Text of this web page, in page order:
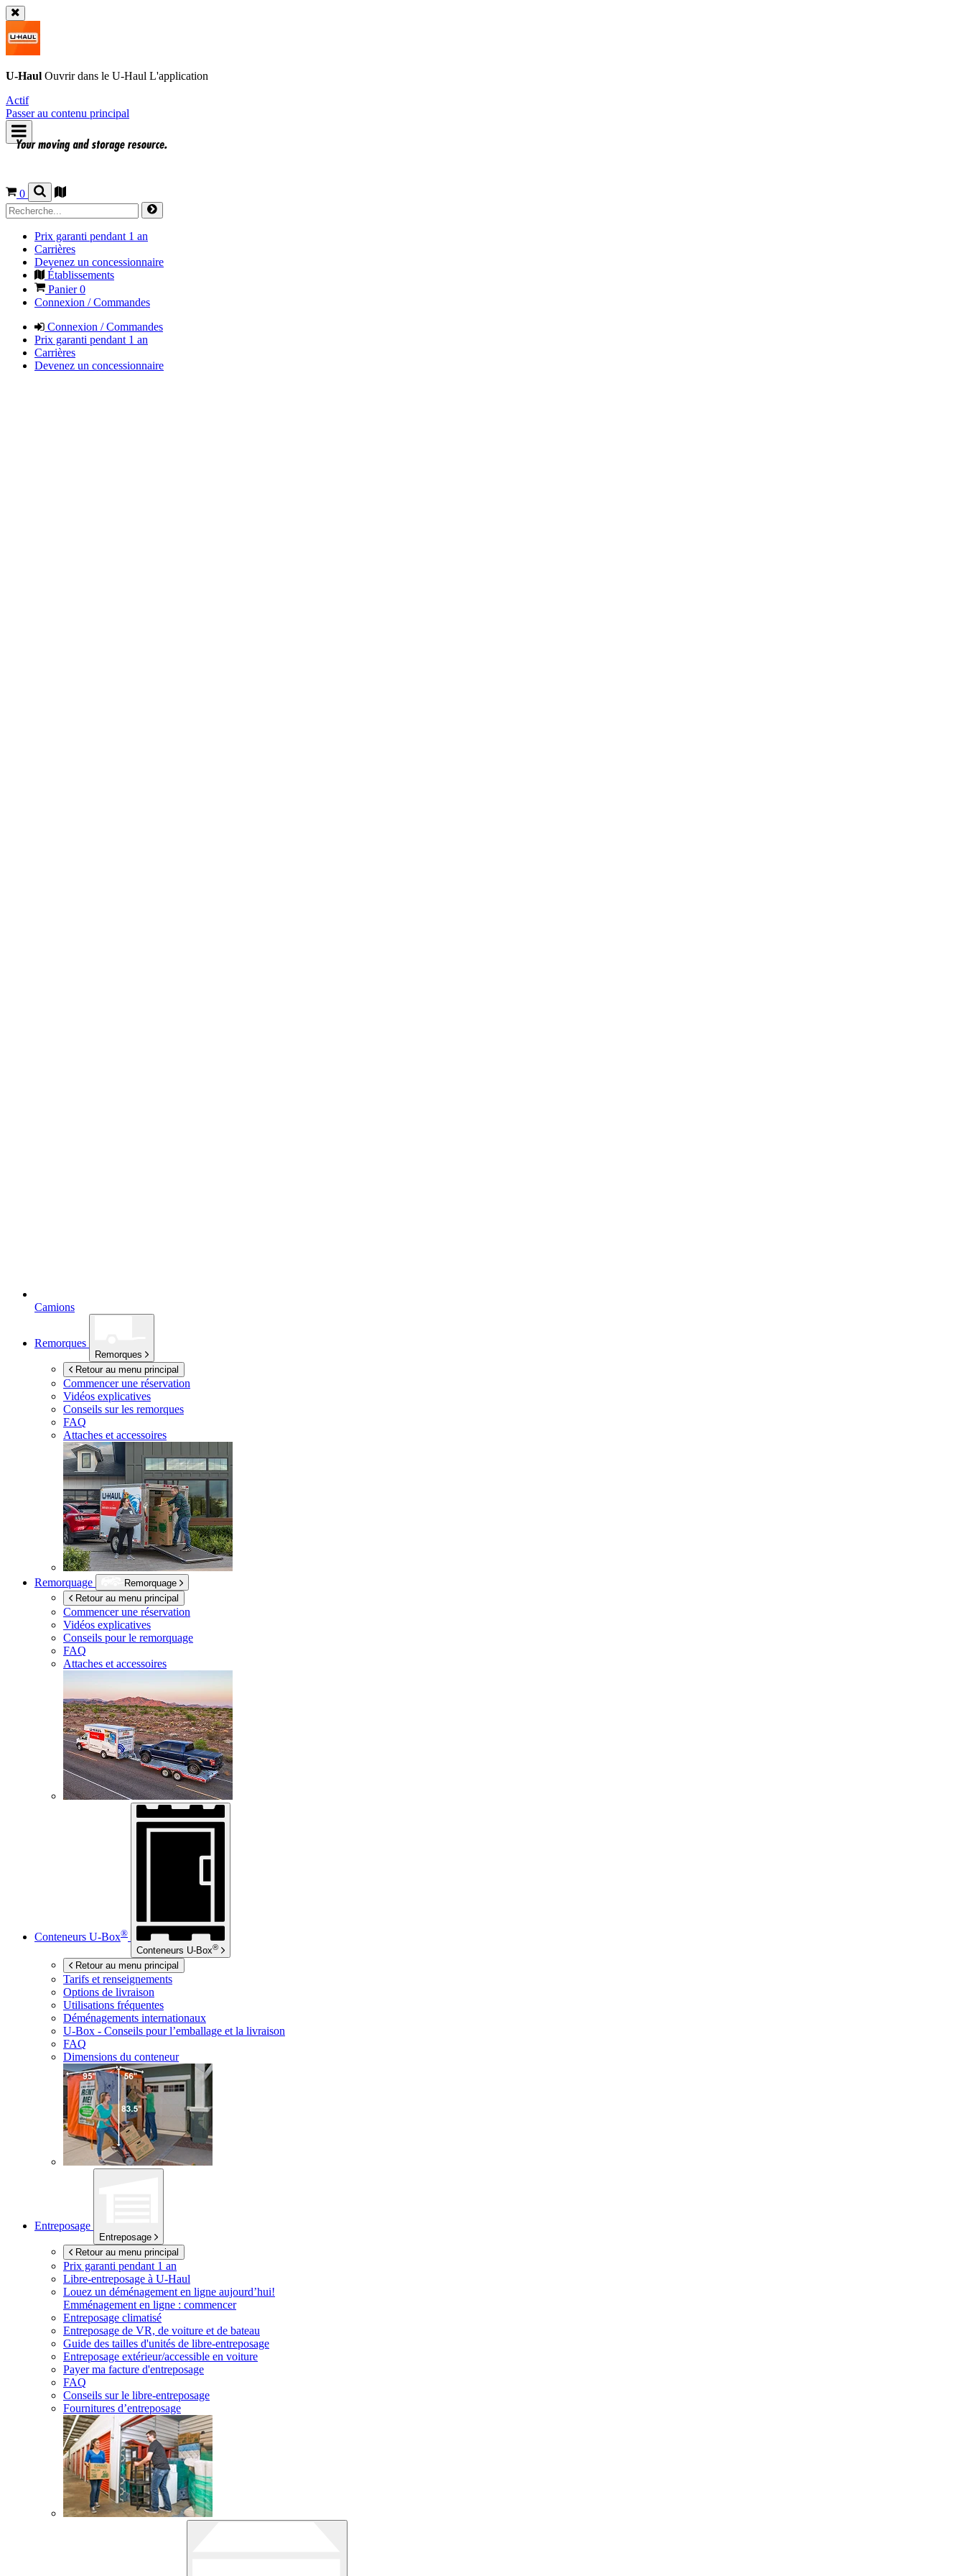
U-Haul Ouvrir dans le U-Haul L'application
Actif
Passer au contenu principal
0
Prix garanti pendant 1 an
Carrières
Devenez un concessionnaire
Établissements
Panier0
Connexion / Commandes
Connexion / Commandes
Prix garanti pendant 1 an
Carrières
Devenez un concessionnaire
Camions
Remorques
Remorques
Retour au menu principal
Commencer une réservation
Vidéos explicatives
Conseils sur les remorques
FAQ
Attaches et accessoires
Remorquage
Remorquage
Retour au menu principal
Commencer une réservation
Vidéos explicatives
Conseils pour le remorquage
FAQ
Attaches et accessoires
Conteneurs U-Box®
Conteneurs U-Box®
Retour au menu principal
Tarifs et renseignements
Options de livraison
Utilisations fréquentes
Déménagements internationaux
U-Box - Conseils pour l’emballage et la livraison
FAQ
Dimensions du conteneur
Entreposage
Entreposage
Retour au menu principal
Prix garanti pendant 1 an
Libre-entreposage à U-Haul
Louez un déménagement en ligne aujourd’hui!
Emménagement en ligne : commencer
Entreposage climatisé
Entreposage de VR, de voiture et de bateau
Guide des tailles d'unités de libre-entreposage
Entreposage extérieur/accessible en voiture
Payer ma facture d'entreposage
FAQ
Conseils sur le libre-entreposage
Fournitures d’entreposage